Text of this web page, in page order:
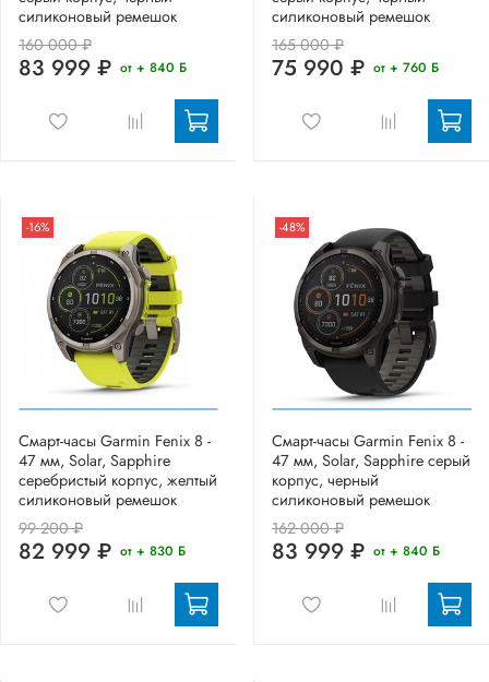
силиконовый ремешок
160 000 ₽
83 999 ₽ от + 840 Б
силиконовый ремешок
165 000 ₽
75 990 ₽ от + 760 Б
-16%
Смарт-часы Garmin Fenix 8 -
47 мм, Solar, Sapphire
серебристый корпус, желтый
силиконовый ремешок
99 200 ₽
82 999 ₽ от + 830 Б
-48%
Смарт-часы Garmin Fenix 8 -
47 мм, Solar, Sapphire серый
корпус, черный
силиконовый ремешок
162 000 ₽
83 999 ₽ от + 840 Б